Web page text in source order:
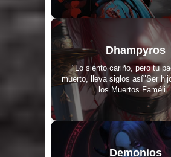
Dhampyros
"Lo siento cariño, pero tu
muerto, lleva siglos así"Ser
los Muertos Faméli...
Demonios